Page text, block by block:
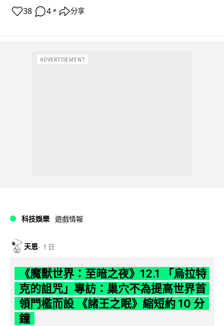
38 4 ↗ 分享
ADVERTISEMENT
科技娛樂 遊戲情報
天恩 1 日
《魔獸世界：至暗之夜》12.1 「烏拉特
克的詛咒」專訪：巢穴不為提高世界首
領門檻而設 《諸王之眠》縮短約 10 分
鐘